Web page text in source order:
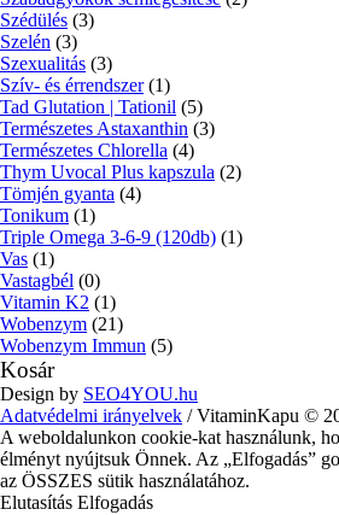
Szédülés (3)
Szelén (3)
Szexualitás (3)
Szív- és érrendszer (1)
Tad Glutation | Tationil (5)
Természetes Astaxanthin (3)
Természetes Chlorella (4)
Thym Uvocal Plus kapszula (2)
Tömjén gyanta (4)
Tonikum (1)
Triple Omega 3-6-9 (120db) (1)
Vas (1)
Vastagbél (0)
Vitamin K2 (1)
Wobenzym (21)
Wobenzym Immun (5)
Kosár
Design by SEO4YOU.hu
Adatvédelmi irányelvek / VitaminKapu ©
A weboldalunkon cookie-kat használunk,
élményt nyújtsuk Önnek. Az „Elfogadás”
az ÖSSZES sütik használatához.
Elutasítás Elfogadás